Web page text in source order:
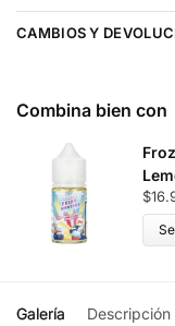
CAMBIOS Y
Combina bien con
$
Galería Descripción